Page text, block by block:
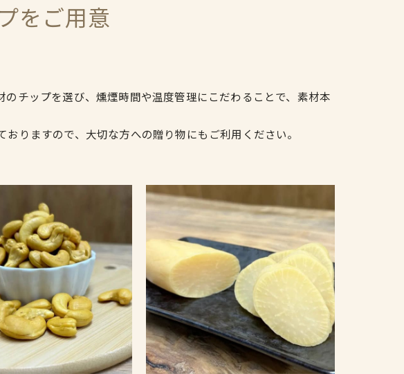
をご用意
チップを選び、燻煙時間や温度管理にこだわることで、素材本
りますので、大切な方への贈り物にもご利用ください。